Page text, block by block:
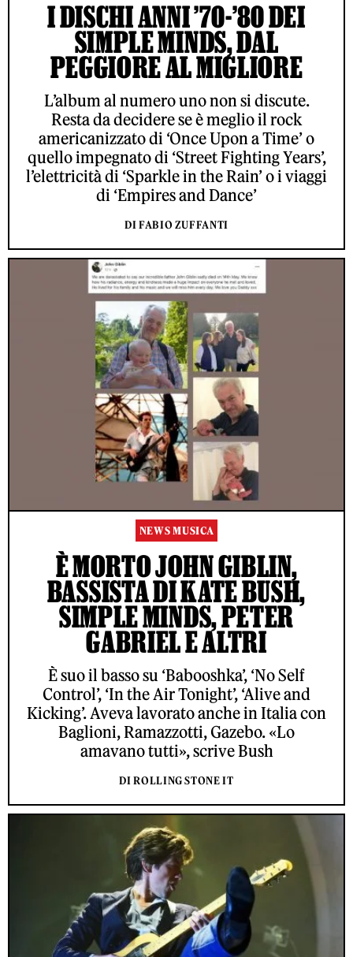
I DISCHI ANNI ’70-’80 DEI
SIMPLE MINDS, DAL
PEGGIORE AL MIGLIORE
L’album al numero uno non si discute.
Resta da decidere se è meglio il rock
americanizzato di ‘Once Upon a Time’ o
quello impegnato di ‘Street Fighting Years’,
l’elettricità di ‘Sparkle in the Rain’ o i viaggi
di ‘Empires and Dance’
DI FABIO ZUFFANTI
NEWS MUSICA
È MORTO JOHN GIBLIN,
BASSISTA DI KATE BUSH,
SIMPLE MINDS, PETER
GABRIEL E ALTRI
È suo il basso su ‘Babooshka’, ‘No Self
Control’, ‘In the Air Tonight’, ‘Alive and
Kicking’. Aveva lavorato anche in Italia con
Baglioni, Ramazzotti, Gazebo. «Lo
amavano tutti», scrive Bush
DI ROLLING STONE IT